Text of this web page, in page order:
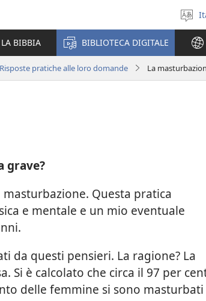
BIBBIA BIBLIOTECA DIGITALE
pratiche alle loro domande La
grave?
Questa pratica
e mentale e un mio eventuale
da questi pensieri. La ragione? La
Si è calcolato che circa il 97 per
delle femmine si sono masturbati